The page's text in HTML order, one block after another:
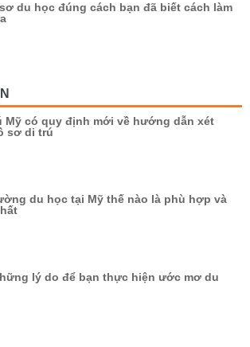
du học đúng cách bạn đã biết cách làm
Mỹ có quy định mới về hướng dẫn xét
sơ di trú
du học tại Mỹ thế nào là phù hợp và
lý do để bạn thực hiện ước mơ du